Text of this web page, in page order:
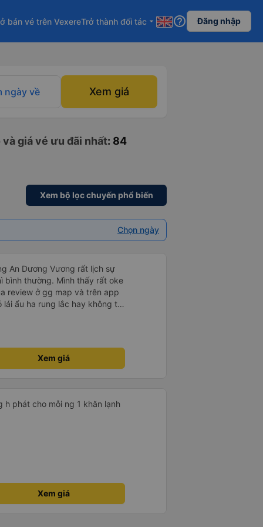
bán vé trên VexereTrở thành đối tác arrow_drop_down help_outline Đăng nhập
ngày về Xem giá
giá vé ưu đãi nhất: 84
Xem bộ lọc chuyến phổ biến
Chọn ngày
An Dương Vương rất lịch sự
bình thường. Mình thấy rất oke
review ở gg map và trên app
ẩu ha rung lắc hay không thì
Xem giá
h phát cho mỗi ng 1 khăn lạnh
Xem giá